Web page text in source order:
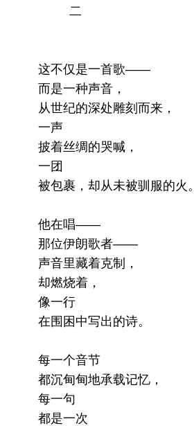
二
这不仅是一首歌——
而是一种声音，
从世纪的深处雕刻而来，
一声
披着丝绸的哭喊，
一团
被包裹，却从未被驯服的火。
他在唱——
那位伊朗歌者——
声音里藏着克制，
却燃烧着，
像一行
在围困中写出的诗。
每一个音节
都沉甸甸地承载记忆，
每一句
都是一次